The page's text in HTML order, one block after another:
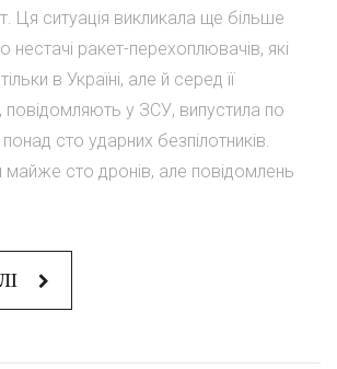
Ця ситуація викликала ще більше
ракет-перехоплювачів, які
в Україні, але й серед її
повідомляють у ЗСУ, випустила по
понад сто ударних безпілотників.
сто дронів, але повідомлень